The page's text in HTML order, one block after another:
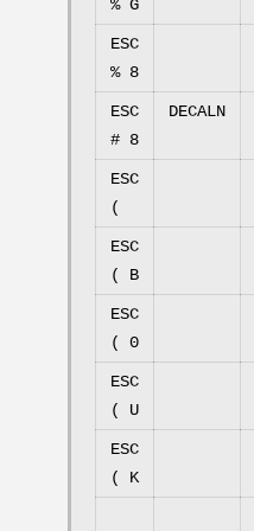
% G
ESC
% 8
ESC
# 8
DECALN
ESC
(
ESC
( B
ESC
( 0
ESC
( U
ESC
( K